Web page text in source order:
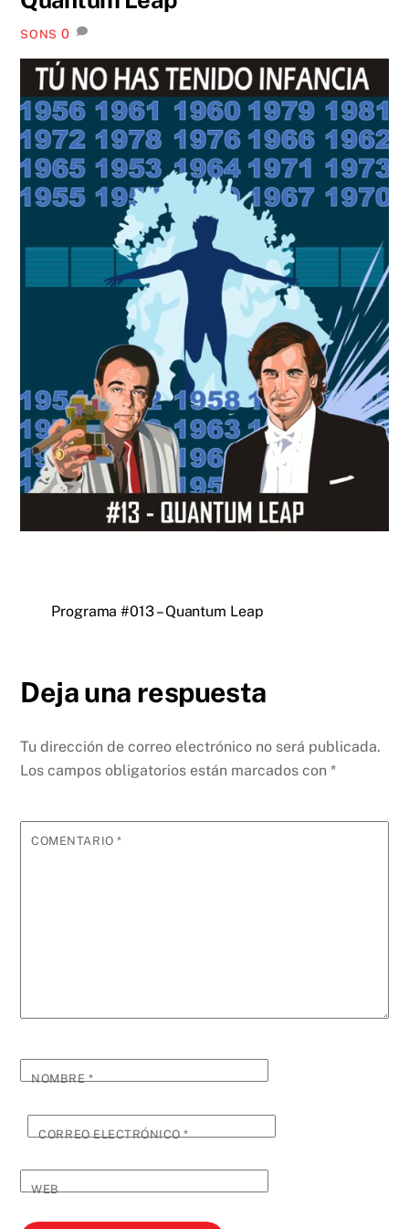
SONS 0
Programa #013 – Quantum Leap
Deja una respuesta
Tu dirección de correo electrónico no será publicada.
Los campos obligatorios están marcados con*
COMENTARIO*
NOMBRE*
CORREO ELECTRÓNICO*
WEB